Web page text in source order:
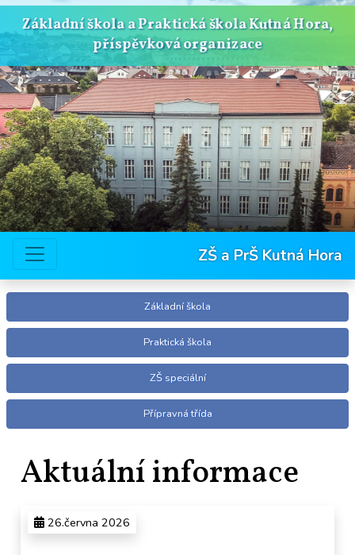
Základní škola a Praktická škola Kutná Hora,
příspěvková organizace
ZŠ a PrŠ Kutná Hora
Základní škola
Praktická škola
ZŠ speciální
Přípravná třída
Aktuální informace
26.června 2026